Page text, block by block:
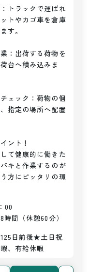
トラックで運ばれ
トやカゴ車を倉庫
す。
：出荷する荷物を
台へ積み込みま
ェック：荷物の個
指定の場所へ配置
ント！
して健康的に働きた
キと作業するのが
方にピッタリの環
00
間（休憩60分）
日前後★土日祝
、有給休暇